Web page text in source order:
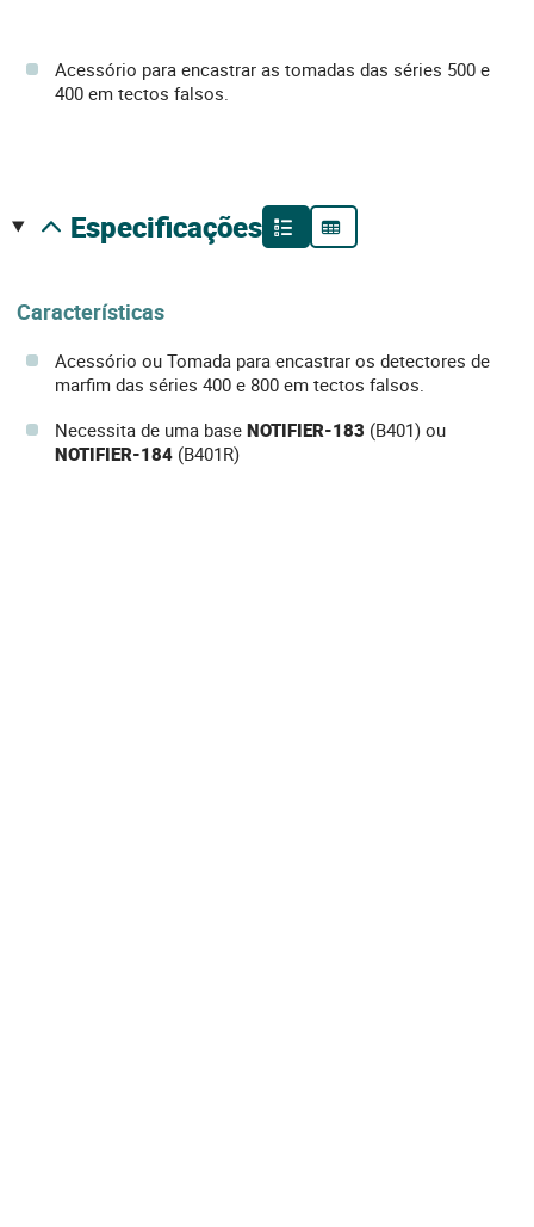
Acessório para encastrar as tomadas das séries 500 e
400 em tectos falsos.
especificações
Características
Acessório ou Tomada para encastrar os detectores de
marfim das séries 400 e 800 em tectos falsos.
Necessita de uma base NOTIFIER-183 (B401) ou
NOTIFIER-184 (B401R)